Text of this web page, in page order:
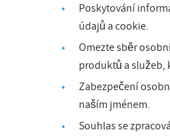
Poskytování
údajů a cookie.
Omezte sběr
produktů a služeb,
Zabezpečení
naším jménem.
Souhlas se